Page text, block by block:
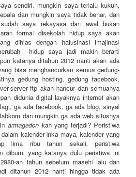
sendiri. mungkin saya terlalu kukuh,
dan mungkin saya tidak benar, dan
saya rekayasa dari awal bukan
formal disekolah hidup saya akan
dihias dengan halusinasi imajinasi
hidup saya jadi makin berarti
katanya ditahun 2012 nanti akan ada
bisa menghancurkan semua gedung-
gedung hosting, gedung facebook,
server ftp akan hancur dan semuanya
didunia digital layaknya internet akan
ga ada facebook, ga ada blog, sinyal
dan mungkin ga ada web situsnya
armagedon kah yang terjadi? Peristiwa
kalender inka maya, kalender yang
lima ribu tahun sekali, peristiwa
dibumi yang katanya dulu peristiwa ini
an tahun sebelum masehi lalu dan
ditahun 2012 nanti hingga tidak ada